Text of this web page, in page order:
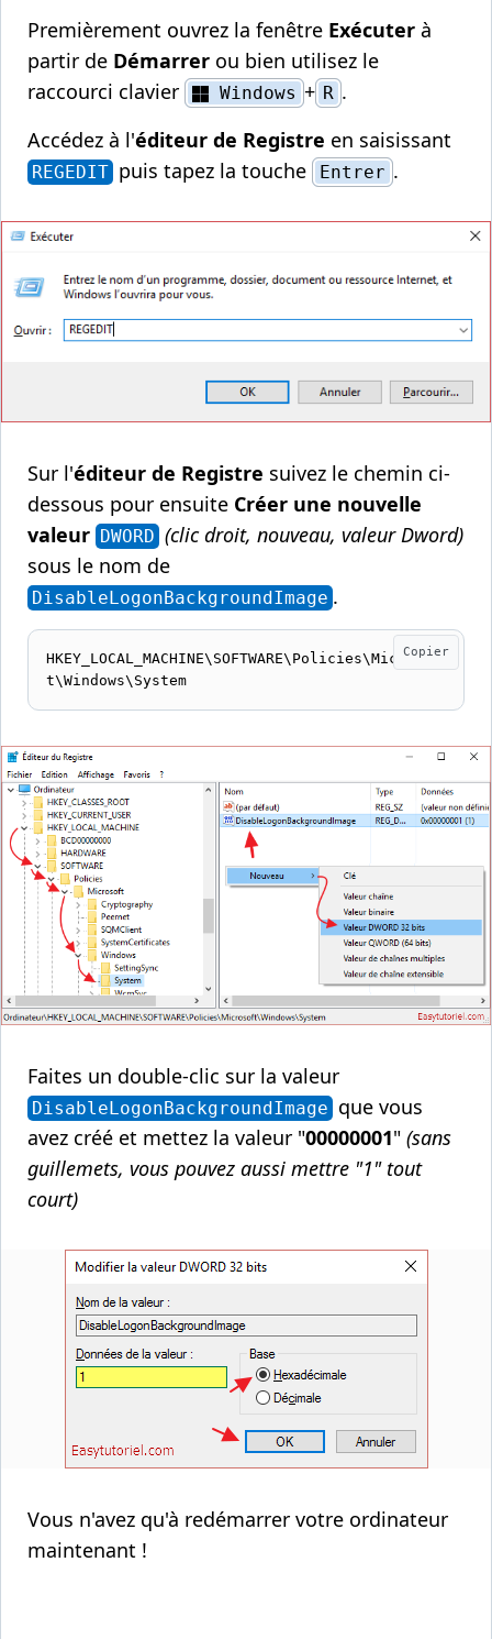
Premièrement ouvrez la fenêtre Exécuter à
partir de Démarrer ou bien utilisez le
raccourci clavier
Windows + R .
Accédez à l'éditeur de Registre en saisissant
REGEDIT puis tapez la touche Entrer .
Sur l'éditeur de Registre suivez le chemin ci-
dessous pour ensuite Créer une nouvelle
valeur DWORD (clic droit, nouveau, valeur Dword)
sous le nom de
DisableLogonBackgroundImage .
Copier
HKEY_LOCAL_MACHINE\SOFTWARE\Policies\Microsof
t\Windows\System
Faites un double-clic sur la valeur
DisableLogonBackgroundImage que vous
avez créé et mettez la valeur "00000001" (sans
guillemets, vous pouvez aussi mettre "1" tout
court)
Vous n'avez qu'à redémarrer votre ordinateur
maintenant !